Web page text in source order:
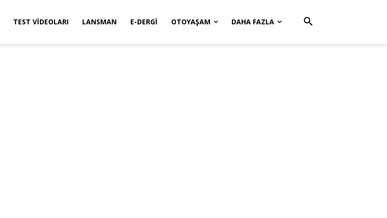
TEST VIDEOLARI LANSMAN E-DERGI OTOYAŞAM DAHA FAZLA